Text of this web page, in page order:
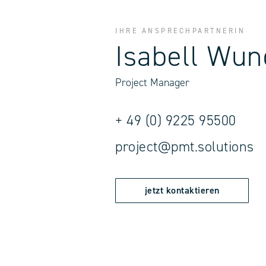
IHRE ANSPRECHPARTNERIN
Isabell
Project Manager
+ 49 (0) 9225 95500
project@pmt.solutions
jetzt kontaktieren